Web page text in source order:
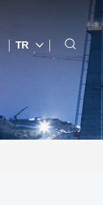
TR